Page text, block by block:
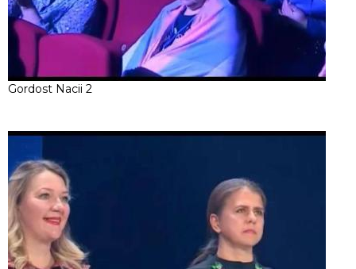
Gordost Nacii 2